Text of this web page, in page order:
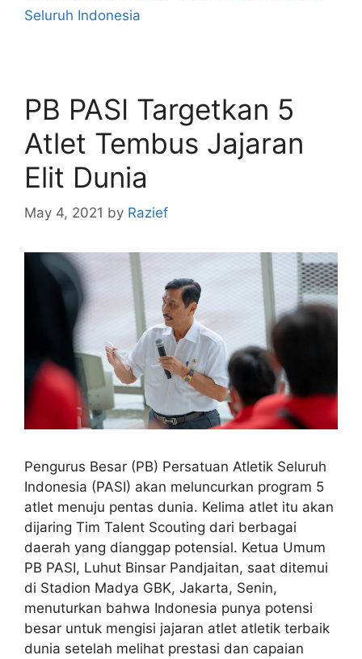
Seluruh Indonesia
PB PASI Targetkan 5
Atlet Tembus Jajaran
Elit Dunia
May 4, 2021 by Razief
Pengurus Besar (PB) Persatuan Atletik Seluruh
Indonesia (PASI) akan meluncurkan program 5
atlet menuju pentas dunia. Kelima atlet itu akan
dijaring Tim Talent Scouting dari berbagai
daerah yang dianggap potensial. Ketua Umum
PB PASI, Luhut Binsar Pandjaitan, saat ditemui
di Stadion Madya GBK, Jakarta, Senin,
menuturkan bahwa Indonesia punya potensi
besar untuk mengisi jajaran atlet atletik terbaik
dunia setelah melihat prestasi dan capaian